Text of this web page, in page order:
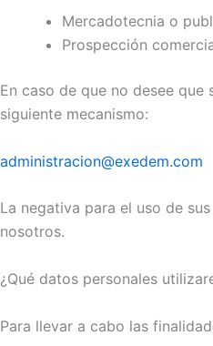
Mercadotecnia o
Prospección
En caso de que no desee
siguiente mecanismo:
administracion@exedem.com
La negativa para el uso de
nosotros.
¿Qué datos personales
Para llevar a cabo las